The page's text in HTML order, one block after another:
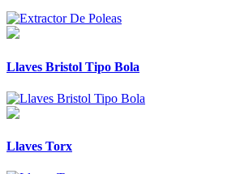
Llaves Bristol Tipo Bola
Llaves Torx